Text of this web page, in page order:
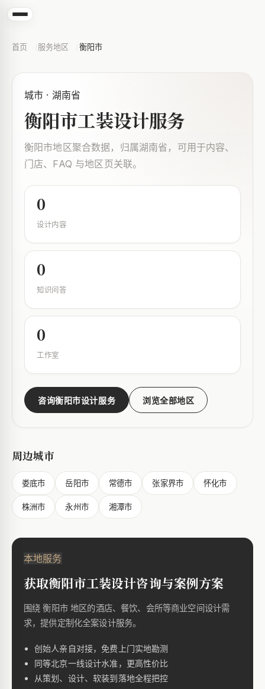
首页 服务地区 衡阳市
城市 · 湖南省
衡阳市工装设计服务
衡阳市地区聚合数据，归属湖南省，可用于内容、
门店、FAQ 与地区页关联。
0
设计内容
0
知识问答
0
工作室
咨询衡阳市设计服务 浏览全部地区
周边城市
娄底市 岳阳市 常德市 张家界市 怀化市
株洲市 永州市 湘潭市
本地服务
获取衡阳市工装设计咨询与案例方案
围绕 衡阳市 地区的酒店、餐饮、会所等商业空间设计需
求，提供定制化全案设计服务。
创始人亲自对接，免费上门实地勘测
同等北京一线设计水准，更高性价比
从策划、设计、软装到落地全程把控